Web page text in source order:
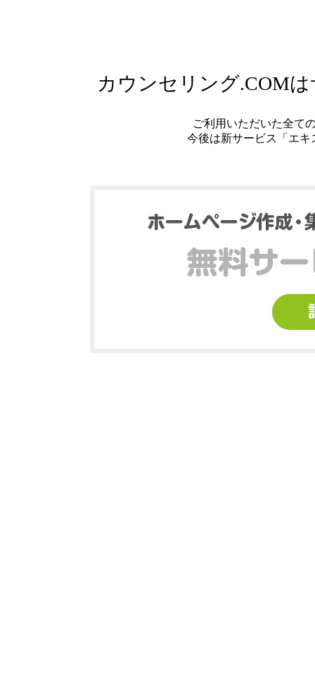
カウンセリング.COM
ご利用いただいた全て
今後は新サービス「エ